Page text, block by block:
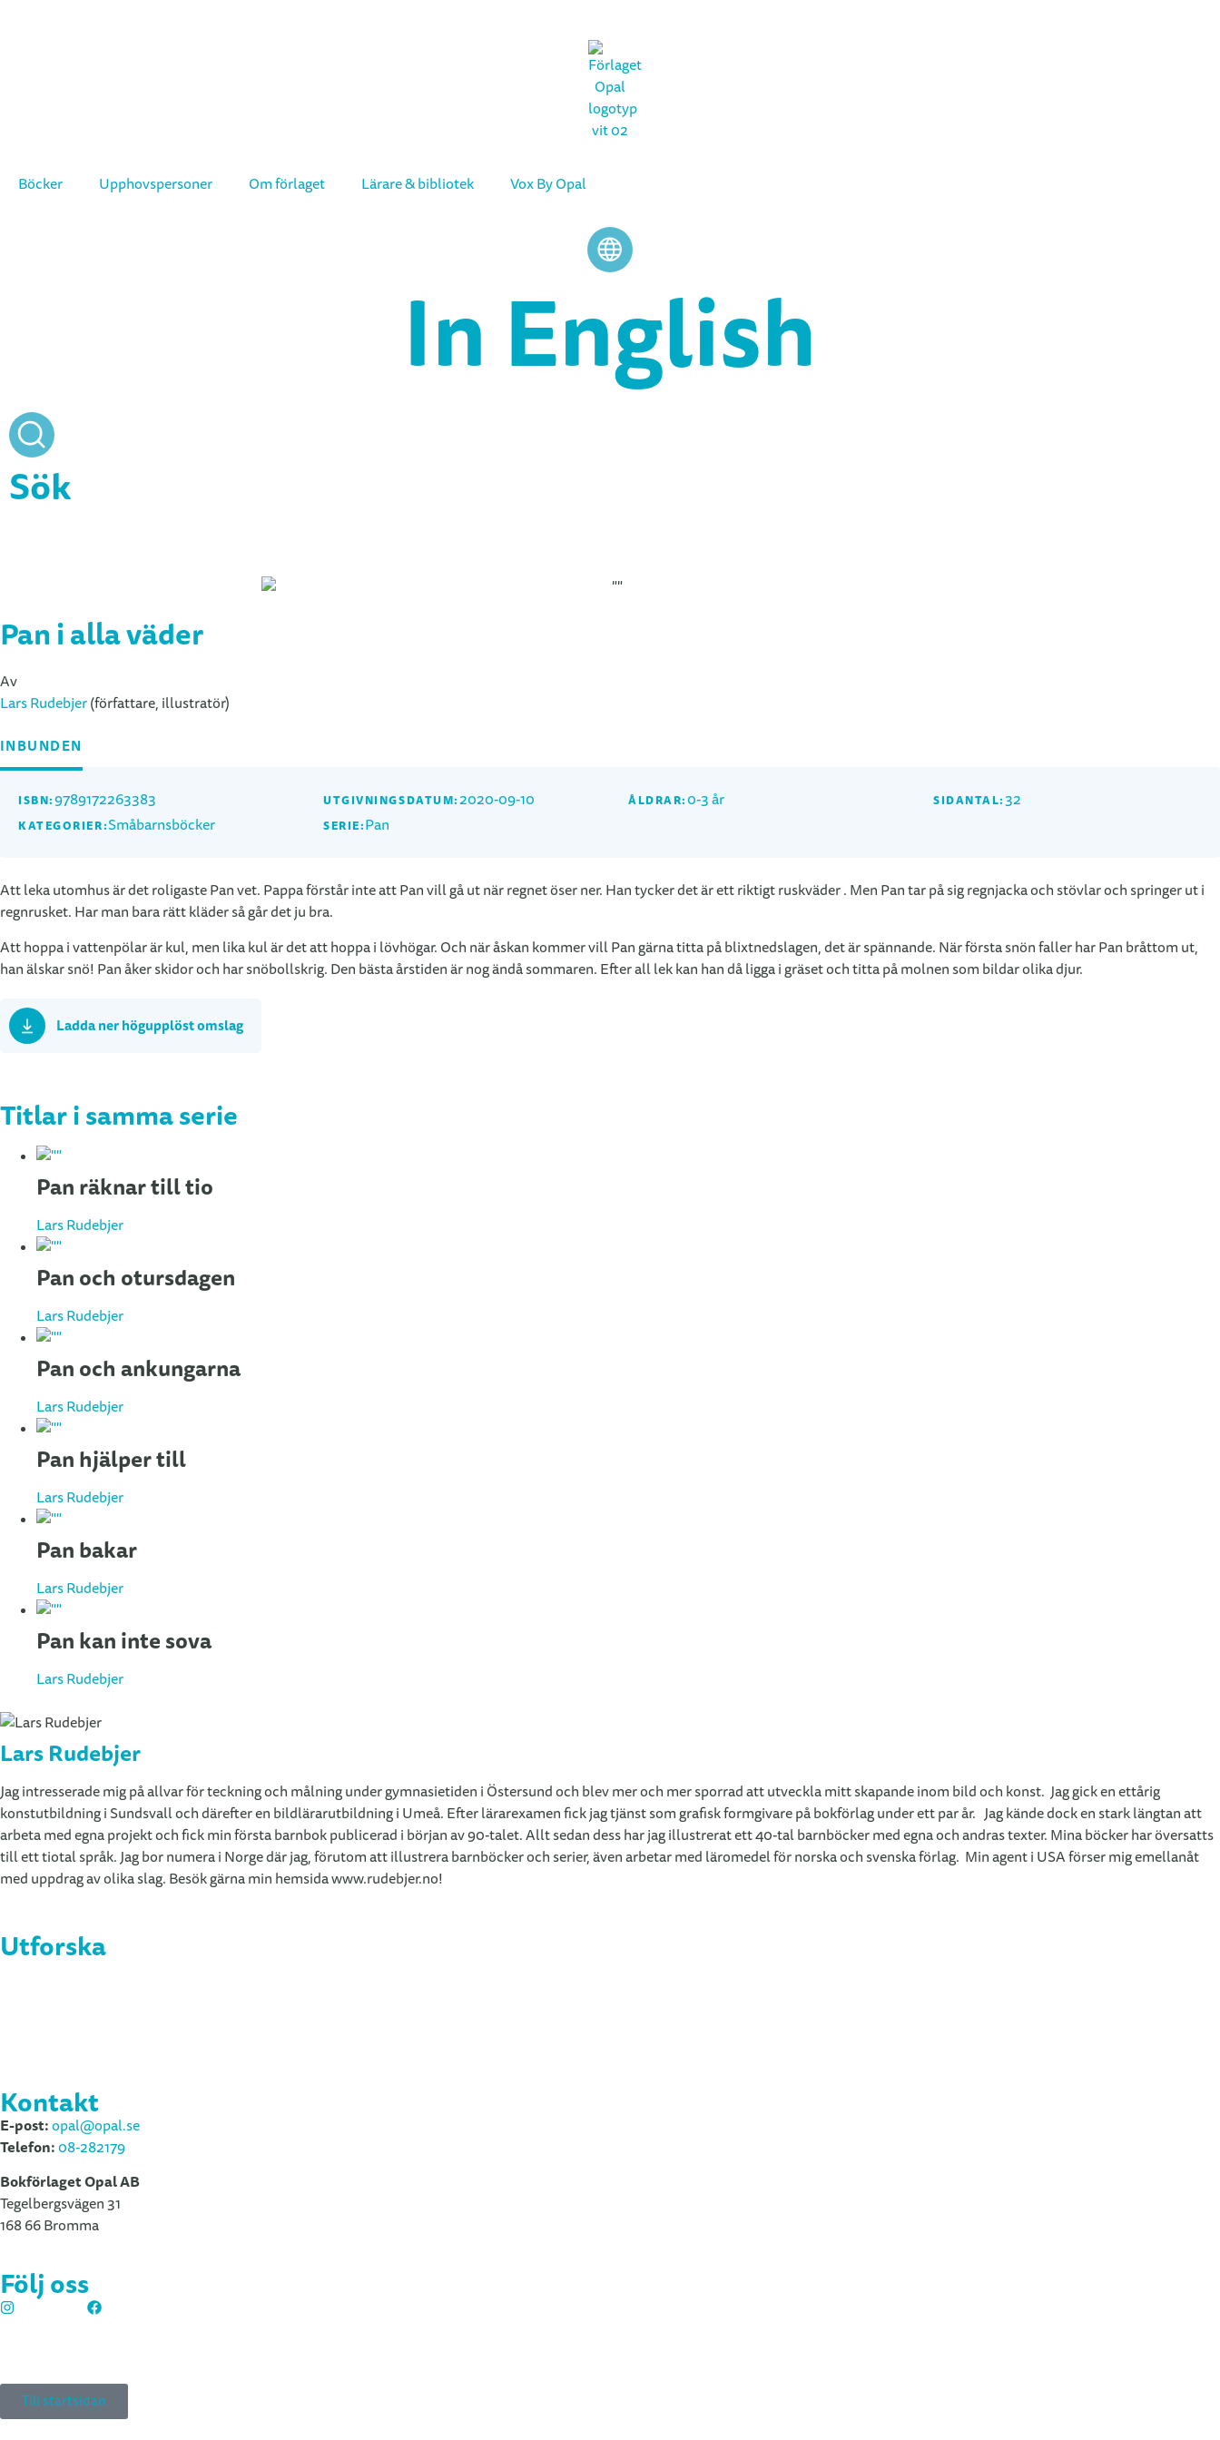
Böcker Upphovspersoner Om förlaget Lärare & bibliotek Vox By Opal
In English
Sök
Stäng
Pan i alla väder
Av
Lars Rudebjer(författare, illustratör)
INBUNDEN
ISBN:9789172263383 UTGIVNINGSDATUM: 2020-09-10 ÅLDRAR:0-3 år SIDANTAL:32
KATEGORIER:Småbarnsböcker SERIE:Pan
Att leka utomhus är det roligaste Pan vet. Pappa förstår inte att Pan vill gå ut när regnet öser ner. Han tycker det är ett riktigt ruskväder . Men Pan tar på sig regnjacka och stövlar och springer ut i
regnrusket. Har man bara rätt kläder så går det ju bra.
Att hoppa i vattenpölar är kul, men lika kul är det att hoppa i lövhögar. Och när åskan kommer vill Pan gärna titta på blixtnedslagen, det är spännande. När första snön faller har Pan bråttom ut,
han älskar snö! Pan åker skidor och har snöbollskrig. Den bästa årstiden är nog ändå sommaren. Efter all lek kan han då ligga i gräset och titta på molnen som bildar olika djur.
Ladda ner högupplöst omslag
Titlar i samma serie
Pan räknar till tio
Lars Rudebjer
Pan och otursdagen
Lars Rudebjer
Pan och ankungarna
Lars Rudebjer
Pan hjälper till
Lars Rudebjer
Pan bakar
Lars Rudebjer
Pan kan inte sova
Lars Rudebjer
Lars Rudebjer
Jag intresserade mig på allvar för teckning och målning under gymnasietiden i Östersund och blev mer och mer sporrad att utveckla mitt skapande inom bild och konst. Jag gick en ettårig
konstutbildning i Sundsvall och därefter en bildlärarutbildning i Umeå. Efter lärarexamen fick jag tjänst som grafisk formgivare på bokförlag under ett par år. Jag kände dock en stark längtan att
arbeta med egna projekt och fick min första barnbok publicerad i början av 90-talet. Allt sedan dess har jag illustrerat ett 40-tal barnböcker med egna och andras texter. Mina böcker har översatts
till ett tiotal språk. Jag bor numera i Norge där jag, förutom att illustrera barnböcker och serier, även arbetar med läromedel för norska och svenska förlag. Min agent i USA förser mig emellanåt
med uppdrag av olika slag. Besök gärna min hemsida www.rudebjer.no!
Utforska
Kontakt
E-post:opal@opal.se
Telefon:08-282179
Bokförlaget Opal AB
Tegelbergsvägen 31
168 66 Bromma
Följ oss
Till startsidan